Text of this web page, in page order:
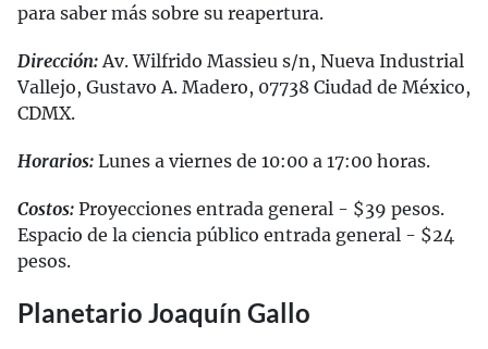
para saber más sobre su reapertura.
Dirección:Av. Wilfrido Massieu s/n, Nueva Industrial
Vallejo, Gustavo A. Madero, 07738 Ciudad de México,
CDMX.
Horarios: Lunes a viernes de 10:00 a 17:00 horas.
Costos: Proyecciones entrada general - $39 pesos.
Espacio de la ciencia público entrada general - $24
pesos.
Planetario Joaquín Gallo